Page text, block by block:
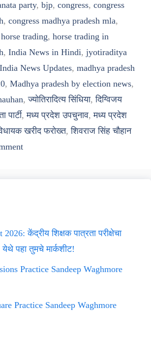
party, bjp, congress, congress
, congress madhya pradesh mla,
horse trading, horse trading in
, India News in Hindi, jyotiraditya
News Updates, madhya pradesh
, Madhya pradesh by election news,
,ज्योतिरादित्य सिंधिया,दिग्विजय
पार्टी,मध्य प्रदेश उपचुनाव,मध्य प्रदेश
खरीद फरोख्त,शिवराज सिंह चौहान
केंद्रीय शिक्षक पात्रता परीक्षेचा
येथे पहा तुमचे मार्कशीट!
Practice Sandeep Waghmore
Practice Sandeep Waghmore